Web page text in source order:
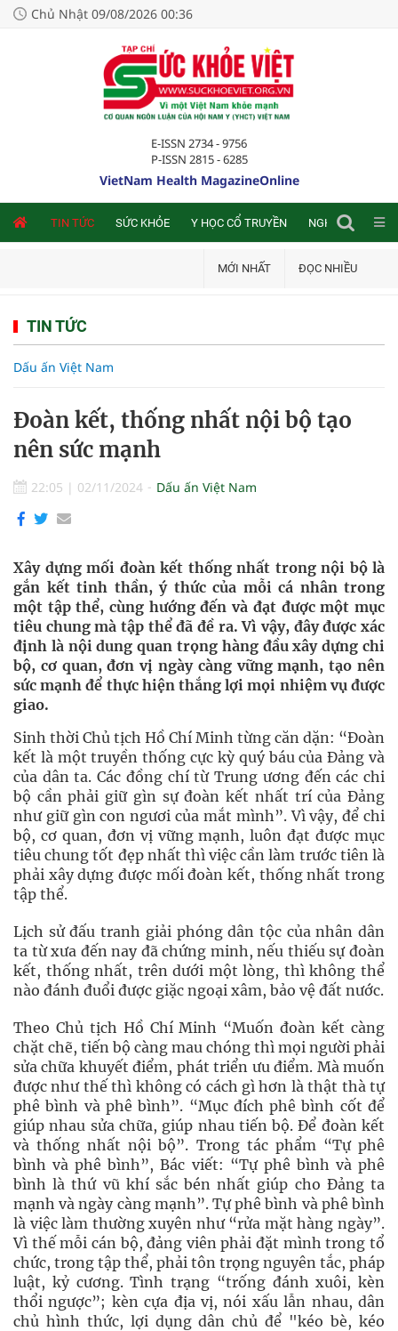
Chủ Nhật 09/08/2026 00:36
E-ISSN 2734 - 9756
P-ISSN 2815 - 6285
VietNam Health MagazineOnline
TIN TỨC SỨC KHỎE Y HỌC CỔ TRUYỀN NGHIÊN CỨU
MỚI NHẤT ĐỌC NHIỀU
TIN TỨC
Dấu ấn Việt Nam
Đoàn kết, thống nhất nội bộ tạo
nên sức mạnh
22:05 | 02/11/2024 Dấu ấn Việt Nam
Xây dựng mối đoàn kết thống nhất trong nội bộ là
gắn kết tinh thần, ý thức của mỗi cá nhân trong
một tập thể, cùng hướng đến và đạt được một mục
tiêu chung mà tập thể đã đề ra. Vì vậy, đây được xác
định là nội dung quan trọng hàng đầu xây dựng chi
bộ, cơ quan, đơn vị ngày càng vững mạnh, tạo nên
sức mạnh để thực hiện thắng lợi mọi nhiệm vụ được
giao.
Sinh thời Chủ tịch Hồ Chí Minh từng căn dặn: “Đoàn
kết là một truyền thống cực kỳ quý báu của Đảng và
của dân ta. Các đồng chí từ Trung ương đến các chi
bộ cần phải giữ gìn sự đoàn kết nhất trí của Đảng
như giữ gìn con ngươi của mắt mình”. Vì vậy, để chi
bộ, cơ quan, đơn vị vững mạnh, luôn đạt được mục
tiêu chung tốt đẹp nhất thì việc cần làm trước tiên là
phải xây dựng được mối đoàn kết, thống nhất trong
tập thể.
Lịch sử đấu tranh giải phóng dân tộc của nhân dân
ta từ xưa đến nay đã chứng minh, nếu thiếu sự đoàn
kết, thống nhất, trên dưới một lòng, thì không thể
nào đánh đuổi được giặc ngoại xâm, bảo vệ đất nước.
Theo Chủ tịch Hồ Chí Minh “Muốn đoàn kết càng
chặt chẽ, tiến bộ càng mau chóng thì mọi người phải
sửa chữa khuyết điểm, phát triển ưu điểm. Mà muốn
được như thế thì không có cách gì hơn là thật thà tự
phê bình và phê bình”. “Mục đích phê bình cốt để
giúp nhau sửa chữa, giúp nhau tiến bộ. Để đoàn kết
và thống nhất nội bộ”. Trong tác phẩm “Tự phê
bình và phê bình”, Bác viết: “Tự phê bình và phê
bình là thứ vũ khí sắc bén nhất giúp cho Đảng ta
mạnh và ngày càng mạnh”. Tự phê bình và phê bình
là việc làm thường xuyên như “rửa mặt hàng ngày”.
Vì thế mỗi cán bộ, đảng viên phải đặt mình trong tổ
chức, trong tập thể, phải tôn trọng nguyên tắc, pháp
luật, kỷ cương. Tình trạng “trống đánh xuôi, kèn
thổi ngược”; kèn cựa địa vị, nói xấu lẫn nhau, dân
chủ hình thức, lợi dụng dân chủ để "kéo bè, kéo